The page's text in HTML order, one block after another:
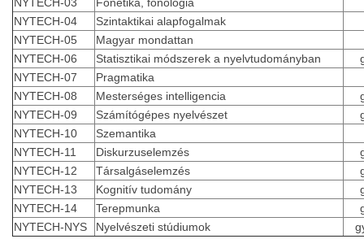
NYTECH-04
Szintaktikai alapfogalmak
NYTECH-05
Magyar mondattan
NYTECH-06
Statisztikai módszerek a nyelvtudományban
NYTECH-07
Pragmatika
NYTECH-08
Mesterséges intelligencia
NYTECH-09
Számítógépes nyelvészet
NYTECH-10
Szemantika
NYTECH-11
Diskurzuselemzés
NYTECH-12
Társalgáselemzés
NYTECH-13
Kognitív tudomány
NYTECH-14
Terepmunka
NYTECH-NYS
Nyelvészeti stúdiumok